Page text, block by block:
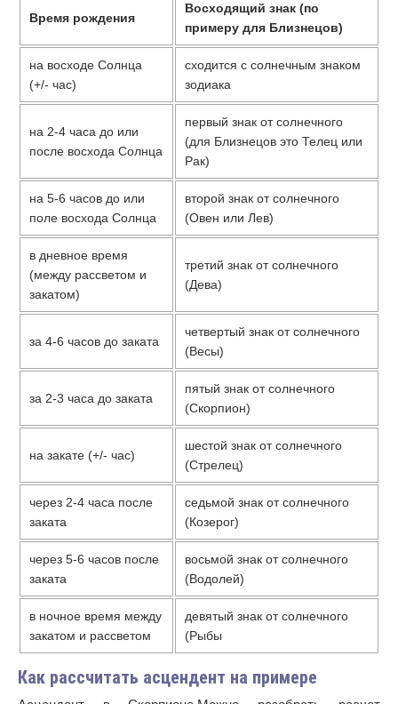
Время рождения
Восходящий знак (по
примеру для Близнецов)
на восходе Солнца
(+/- час)
сходится с солнечным знаком
зодиака
на 2-4 часа до или
после восхода Солнца
первый знак от солнечного
(для Близнецов это Телец или
Рак)
на 5-6 часов до или
поле восхода Солнца
второй знак от солнечного
(Овен или Лев)
в дневное время
(между рассветом и
закатом)
третий знак от солнечного
(Дева)
за 4-6 часов до заката
четвертый знак от солнечного
(Весы)
за 2-3 часа до заката
пятый знак от солнечного
(Скорпион)
на закате (+/- час)
шестой знак от солнечного
(Стрелец)
через 2-4 часа после
заката
седьмой знак от солнечного
(Козерог)
через 5-6 часов после
заката
восьмой знак от солнечного
(Водолей)
в ночное время между
закатом и рассветом
девятый знак от солнечного
(Рыбы
Как рассчитать асцендент на примере